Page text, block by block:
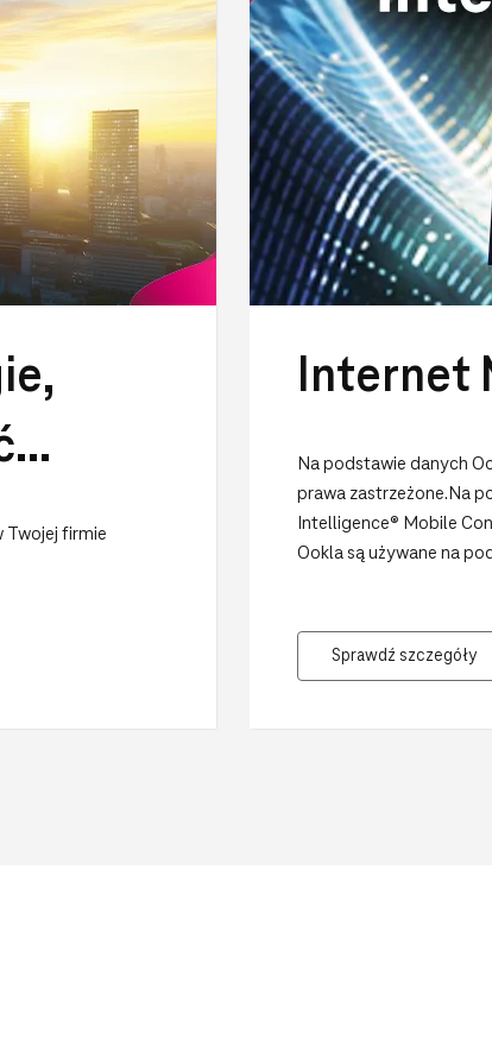
Twojej firmie
Internet
Na podstawie danych
prawa zastrzeżone.Na
Intelligence® Mobile
Ookla są używane na
Sprawdź szczegóły